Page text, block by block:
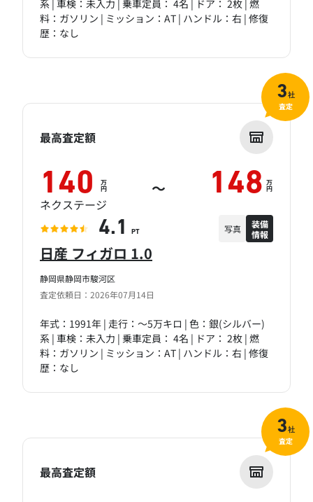
系 | 車検：未入力 | 乗車定員： 4名 | ドア： 2枚 | 燃
料：ガソリン | ミッション：AT | ハンドル：右 | 修復
歴：なし
静岡県静岡市駿河区
査定依頼日：2026年07月14日
日産 フィガロ 1.0
年式：1991年 | 走行：～5万キロ | 色：銀(シルバー)
系 | 車検：未入力 | 乗車定員： 4名 | ドア： 2枚 | 燃
料：ガソリン | ミッション：AT | ハンドル：右 | 修復
歴：なし
最高査定額
140 万
円 ～ 148 万
円
ネクステージ
4.1 PT 写真
装備
情報
3社
査定
最高査定額
3社
査定